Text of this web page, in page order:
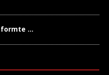
formte …